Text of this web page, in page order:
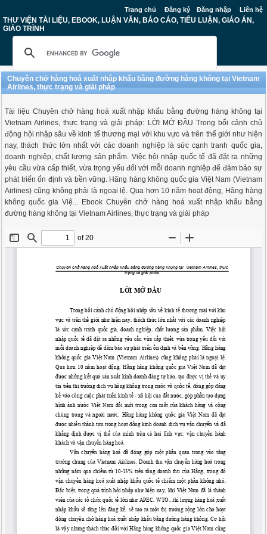
Trang chủ Đăng ký Đăng nhập Liên hệ
THƯ VIỆN TÀI LIỆU, EBOOK, LUẬN VĂN, BÁO CÁO, TIỂU LUẬN, GIÁO ÁN,
GIÁO TRÌNH
Chuyên chở hàng hoá xuất nhập khẩu bằng đường hàng không tại Vietnam
Airlines, thực trạng và giải pháp
Tài liệu Chuyên chở hàng hoá xuất nhập khẩu bằng đường hàng không tại
Vietnam Airlines, thực trạng và giải pháp: LỜI MỞ ĐẦU Trong bối cảnh chủ
động hội nhập sâu về kinh tế thương mại với khu vực và trên thế giới như hiện
nay, thách thức lớn nhất với các doanh nghiệp là sức cạnh tranh quốc gia,
doanh nghiệp, chất lượng sản phẩm. Việc hội nhập quốc tế đã đặt ra những
yêu cầu vừa cấp thiết, vừa trọng yếu đối với mỗi doanh nghiệp để đảm bảo sự
phát triển ổn định và bền vững. Hãng hàng không quốc gia Việt Nam (Vietnam
Airlines) cũng không phải là ngoại lệ. Qua hơn 10 năm hoạt động, Hãng hàng
không quốc gia Việ... Ebook Chuyên chở hàng hoá xuất nhập khẩu bằng
đường hàng không tại Vietnam Airlines, thực trạng và giải pháp